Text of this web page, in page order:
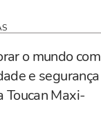
o mundo com
e segurança
Toucan Maxi-